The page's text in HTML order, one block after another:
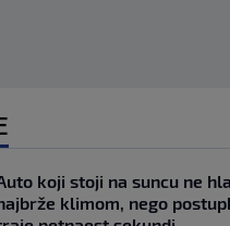
koji stoji na suncu ne
klimom, nego